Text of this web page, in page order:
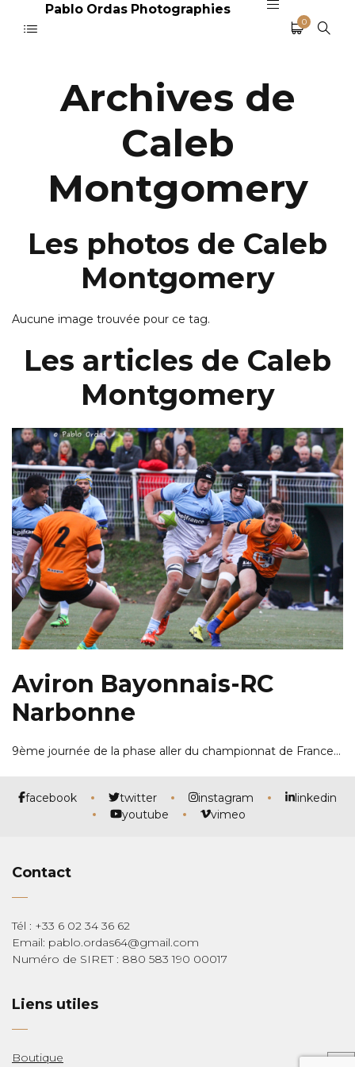
Pablo Ordas Photographies
0
Archives de
Caleb
Montgomery
Les photos de Caleb
Montgomery
Aucune image trouvée pour ce tag.
Les articles de Caleb
Montgomery
Aviron Bayonnais-RC
Narbonne
9ème journée de la phase aller du championnat de France…
facebook twitter instagram
linkedin
youtube
vimeo
Contact
Tél : +33 6 02 34 36 62
Email: pablo.ordas64@gmail.com
Numéro de SIRET : 880 583 190 00017
Liens utiles
Boutique